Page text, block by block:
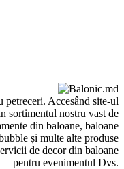
petreceri. Accesând site-ul
sortimentul nostru vast de
din baloane, baloane
și multe alte produse
de decor din baloane
pentru evenimentul Dvs.